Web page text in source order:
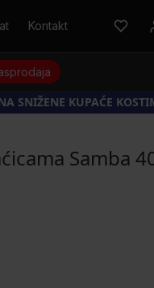
Kontakt
SNIŽENE KUPAĆE
Samba